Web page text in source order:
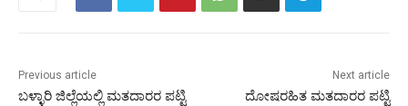
Previous article
ಬಳ್ಳಾರಿ ಜಿಲ್ಲೆಯಲ್ಲಿ ಮತದಾರರ ಪಟ್ಟಿ
Next article
ದೋಷರಹಿತ ಮತದಾರರ ಪಟ್ಟಿ